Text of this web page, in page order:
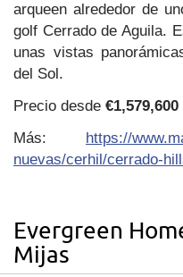
arqueen alrededor de
golf Cerrado de Aguila.
unas vistas
del Sol.
Precio desde €1,579,600
Más: https://
nuevas/cerhil/cerrado-
Evergreen
Mijas